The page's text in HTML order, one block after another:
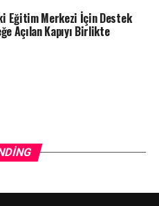
Eğitim Merkezi İçin Destek
Açılan Kapıyı Birlikte